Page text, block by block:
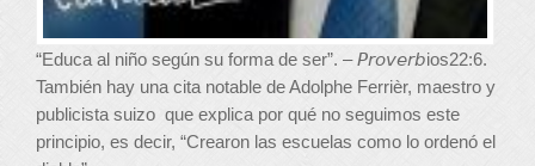
“Educa al niño según su forma de ser”. – 𝘗𝘳𝘰𝘷𝘦𝘳𝘣ios22:6.
También hay una cita notable de Adolphe Ferrièr, maestro y
publicista suizo que explica por qué no seguimos este
principio, es decir, “Crearon las escuelas como lo ordenó el